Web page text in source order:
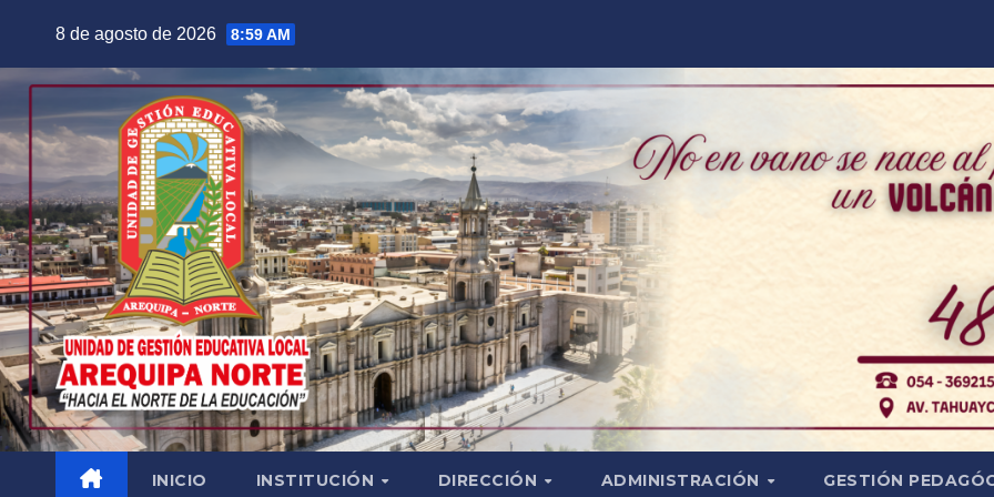
contenido
8 de agosto de 2026 8:59 AM
INICIO INSTITUCIÓN DIRECCIÓN ADMINISTRACIÓN GESTIÓN